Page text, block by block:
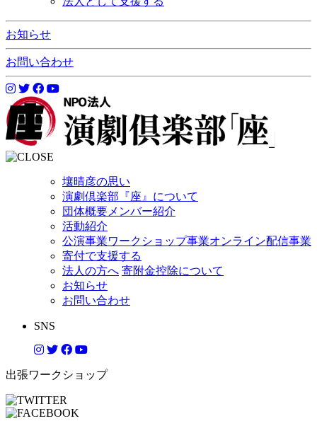
お知らせ
お問い合わせ
壤晴彦の思い
演劇倶楽部『座』について
団体概要 メンバー紹介
活動紹介
公演事業ワークショップ事業オンライン配信事業
寄付で支援する
法人の方へ 寄附金控除について
お知らせ
お問い合わせ
SNS
出張ワークショップ